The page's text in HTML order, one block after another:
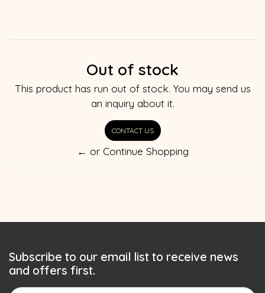
Out of stock
This product has run out of stock. You may send us
an inquiry about it.
CONTACT US
← or Continue Shopping
Subscribe to our email list to receive news
and offers first.